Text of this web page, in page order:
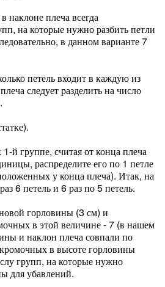
наклоне плеча всегда
на которые нужно разбить петли
в данном варианте 7
петель входит в каждую из
следует разделить на число
й группе, считая от конца плеча
распределите его по 1 петле
у конца плеча). Итак, на
6 петель и 6 раз по 5 петель.
горловины (3 см) и
в этой величине - 7 (в нашем
и наклон плеча совпали по
в высоте горловины
групп, на которые нужно
для убавлений.